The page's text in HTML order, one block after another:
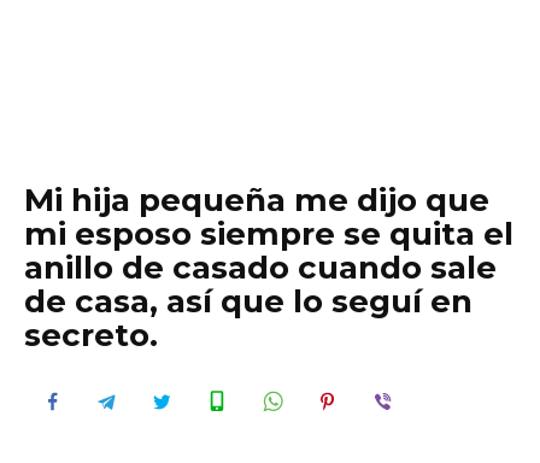
Mi hija pequeña me dijo que
mi esposo siempre se quita el
anillo de casado cuando sale
de casa, así que lo seguí en
secreto.